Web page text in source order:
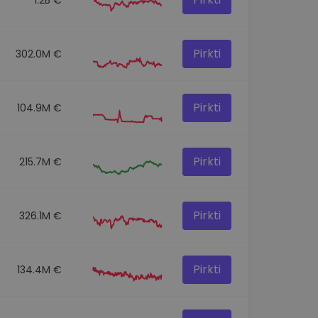
302.0M € Pirkti
104.9M € Pirkti
215.7M € Pirkti
326.1M € Pirkti
134.4M € Pirkti